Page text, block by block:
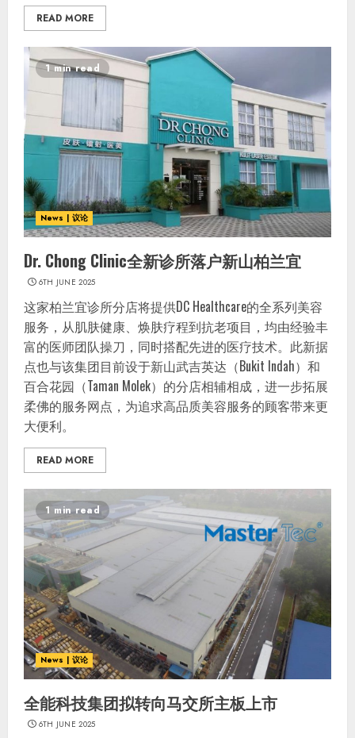
READ MORE
1 min read
News | 议论
Dr. Chong Clinic全新诊所落户新山柏兰宜
6TH JUNE 2025
这家柏兰宜诊所分店将提供DC Healthcare的全系列美容
服务，从肌肤健康、焕肤疗程到抗老项目，均由经验丰
富的医师团队操刀，同时搭配先进的医疗技术。此新据
点也与该集团目前设于新山武吉英达（Bukit Indah）和
百合花园（Taman Molek）的分店相辅相成，进一步拓展
柔佛的服务网点，为追求高品质美容服务的顾客带来更
大便利。
READ MORE
1 min read
News | 议论
全能科技集团拟转向马交所主板上市
6TH JUNE 2025